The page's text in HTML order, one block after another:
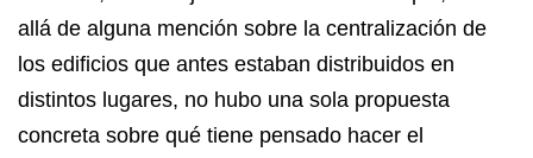
allá de alguna mención sobre la centralización de
los edificios que antes estaban distribuidos en
distintos lugares, no hubo una sola propuesta
concreta sobre qué tiene pensado hacer el